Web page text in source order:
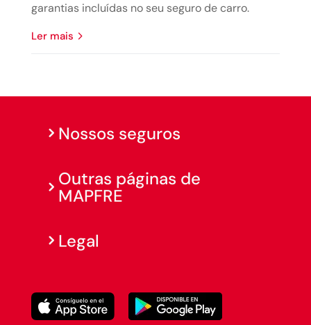
garantias incluídas no seu seguro de carro.
ler mais
Nossos seguros
Outras páginas de
MAPFRE
Legal